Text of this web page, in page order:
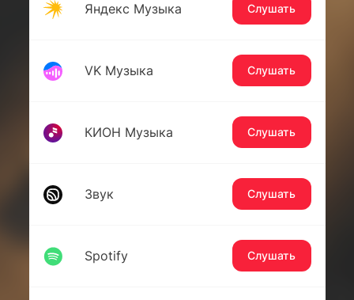
Яндекс Музыка Слушать
VK Музыка Слушать
КИОН Музыка Слушать
Звук Слушать
Spotify Слушать